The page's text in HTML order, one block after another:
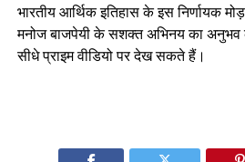
भारतीय आर्थिक इतिहास के इस निर्णायक
मनोज बाजपेयी के सशक्त अभिनय का
सीधे प्राइम वीडियो पर देख सकते हैं।